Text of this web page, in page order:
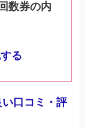
数券の内
る
口コミ・評